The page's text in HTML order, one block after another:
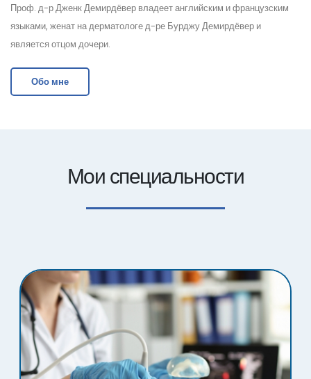
Проф. д-р Дженк Демирдёвер владеет английским и французским
языками, женат на дерматологе д-ре Бурджу Демирдёвер и
является отцом дочери.
Обо мне
Мои специальности